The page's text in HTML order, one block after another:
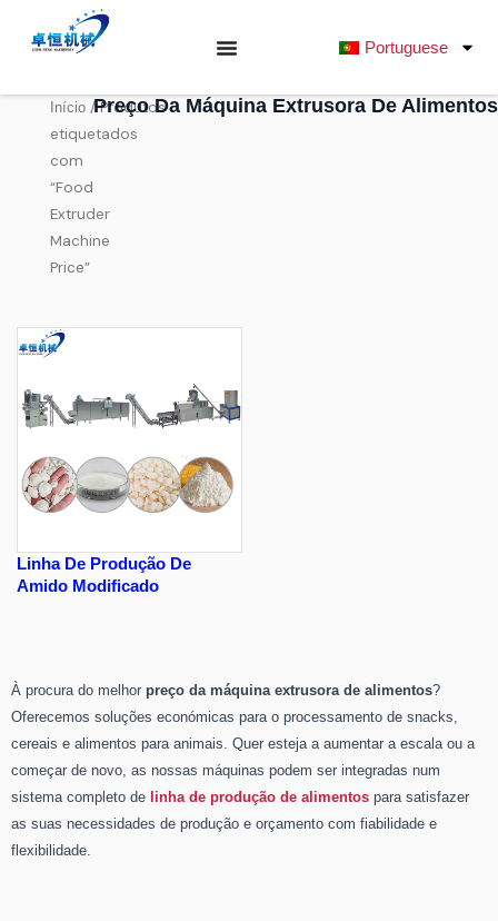
conteúdo
Portuguese
Início/ Produtos
etiquetados
com
“Food
Extruder
Machine
Price”
Preço Da Máquina Extrusora De Alimentos
Linha De Produção De
Amido Modificado
À procura do melhor preço da máquina extrusora de alimentos?
Oferecemos soluções económicas para o processamento de snacks,
cereais e alimentos para animais. Quer esteja a aumentar a escala ou a
começar de novo, as nossas máquinas podem ser integradas num
sistema completo de linha de produção de alimentos para satisfazer
as suas necessidades de produção e orçamento com fiabilidade e
flexibilidade.